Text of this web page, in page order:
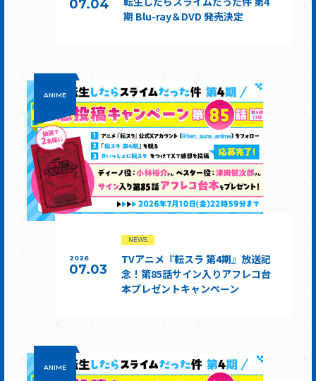
07.04
期 Blu-ray＆DVD 発売決定
ANIME
2026
07.03
NEWS
TVアニメ『転スラ 第4期』放送記
念！第85話サイン入りアフレコ台
本プレゼントキャンペーン
ANIME